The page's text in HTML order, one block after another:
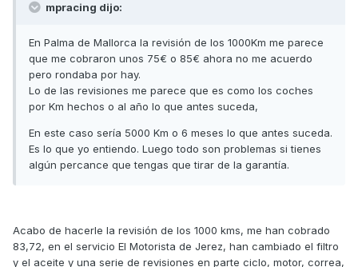
mpracing dijo:
En Palma de Mallorca la revisión de los 1000Km me parece
que me cobraron unos 75€ o 85€ ahora no me acuerdo
pero rondaba por hay.
Lo de las revisiones me parece que es como los coches
por Km hechos o al año lo que antes suceda,
En este caso sería 5000 Km o 6 meses lo que antes suceda.
Es lo que yo entiendo. Luego todo son problemas si tienes
algún percance que tengas que tirar de la garantía.
Acabo de hacerle la revisión de los 1000 kms, me han cobrado
83,72, en el servicio El Motorista de Jerez, han cambiado el filtro
y el aceite y una serie de revisiones en parte ciclo, motor, correa,